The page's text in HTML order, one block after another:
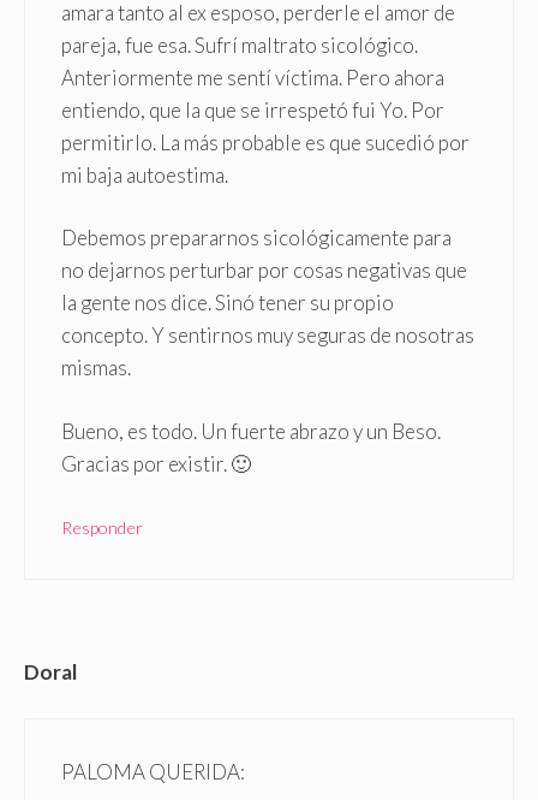
amara tanto al ex esposo, perderle el amor de
pareja, fue esa. Sufrí maltrato sicológico.
Anteriormente me sentí víctima. Pero ahora
entiendo, que la que se irrespetó fui Yo. Por
permitirlo. La más probable es que sucedió por
mi baja autoestima.
Debemos prepararnos sicológicamente para
no dejarnos perturbar por cosas negativas que
la gente nos dice. Sinó tener su propio
concepto. Y sentirnos muy seguras de nosotras
mismas.
Bueno, es todo. Un fuerte abrazo y un Beso.
Gracias por existir. 🙂
Responder
Doral
PALOMA QUERIDA: